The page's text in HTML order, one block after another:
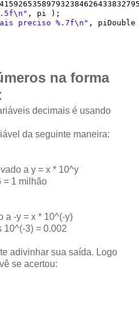
\n " , pi );
preciso %.7f\n " ,
na forma
decimais é usando
da seguinte maneira:
a y = x * 10^y
= 1 milhão
a -y = x * 10^(-y)
10^(-3) = 0.002
adivinhar sua saída. Logo
se acertou: